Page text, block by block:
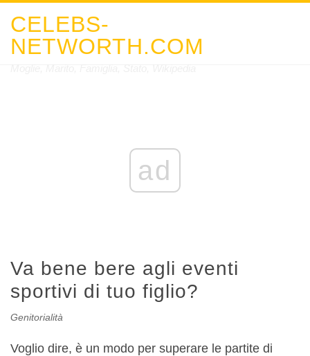
CELEBS-
NETWORTH.COM
ad
Va bene bere agli eventi
sportivi di tuo figlio?
Genitorialità
Voglio dire, è un modo per superare le partite di